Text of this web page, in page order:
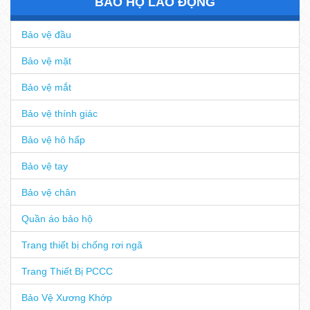
BẢO HỘ LAO ĐỘNG
Bảo vệ đầu
Bảo vệ mặt
Bảo vệ mắt
Bảo vệ thính giác
Bảo vệ hô hấp
Bảo vệ tay
Bảo vệ chân
Quần áo bảo hộ
Trang thiết bị chống rơi ngã
Trang Thiết Bị PCCC
Bảo Vệ Xương Khớp